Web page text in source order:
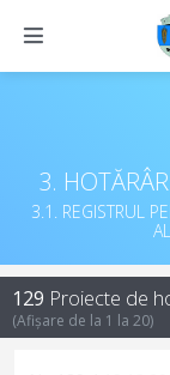
3.
3.1. REGISTRUL
129 Proiecte de
(Afișare de la 1 la 20)